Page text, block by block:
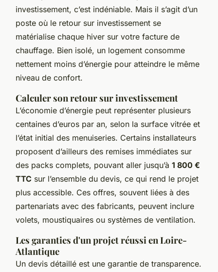
investissement, c’est indéniable. Mais il s’agit d’un
poste où le retour sur investissement se
matérialise chaque hiver sur votre facture de
chauffage. Bien isolé, un logement consomme
nettement moins d’énergie pour atteindre le même
niveau de confort.
Calculer son retour sur investissement
L’économie d’énergie peut représenter plusieurs
centaines d’euros par an, selon la surface vitrée et
l’état initial des menuiseries. Certains installateurs
proposent d’ailleurs des remises immédiates sur
des packs complets, pouvant aller jusqu’à 1 800 €
TTC sur l’ensemble du devis, ce qui rend le projet
plus accessible. Ces offres, souvent liées à des
partenariats avec des fabricants, peuvent inclure
volets, moustiquaires ou systèmes de ventilation.
Les garanties d'un projet réussi en Loire-
Atlantique
Un devis détaillé est une garantie de transparence.